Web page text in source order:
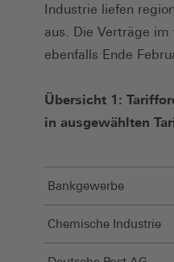
Industrie liefen
aus. Die Verträge
ebenfalls Ende
Übersicht 1:
in ausgewählten
Bankgewerbe
Chemische Industrie